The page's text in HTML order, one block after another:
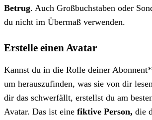
Betrug. Auch Großbuchstaben oder
du nicht im Übermaß verwenden.
Erstelle einen Avatar
Kannst du in die Rolle deiner
um herauszufinden, was sie von dir
dir das schwerfällt, erstellst du am
Avatar. Das ist eine fiktive Person, die